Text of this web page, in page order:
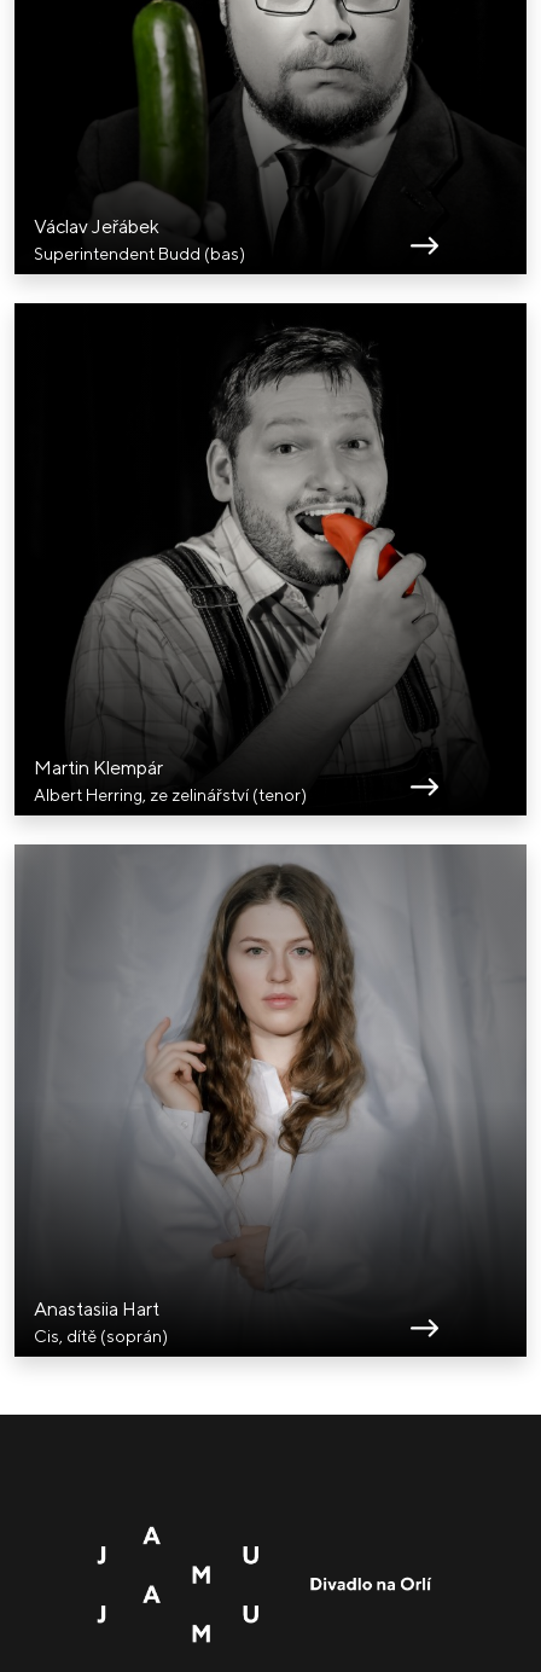
Václav Jeřábek
Superintendent Budd (bas)
Martin Klempár
Albert Herring, ze zelinářství (tenor)
Anastasiia Hart
Cis, dítě (soprán)